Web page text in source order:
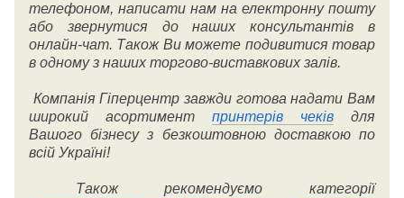
телефоном, написати нам на електронну пошту
або звернутися до наших консультантів в
онлайн-чат. Також Ви можете подивитися товар
в одному з наших торгово-виставкових залів.
Компанія Гіперцентр завжди готова надати Вам
широкий асортимент принтерів чеків для
Вашого бізнесу з безкоштовною доставкою по
всій Україні!
Також рекомендуємо категорії